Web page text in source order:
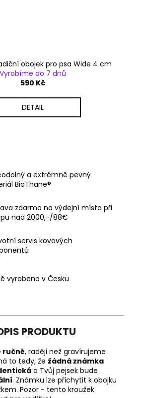
obojek pro psa Wide 4 cm
Vyrobíme do 7 dnů
590 Kč
DETAIL
a extrémně pevný
BioThane®
zdarma na výdejní místa při
nad 2000,-/88€
servis kovových
vyrobeno v Česku
PRODUKTU
ručně, raději než gravírujeme
to tedy, že žádná známka
a Tvůj pejsek bude
. Známku lze přichytit k obojku
Pozor - tento kroužek